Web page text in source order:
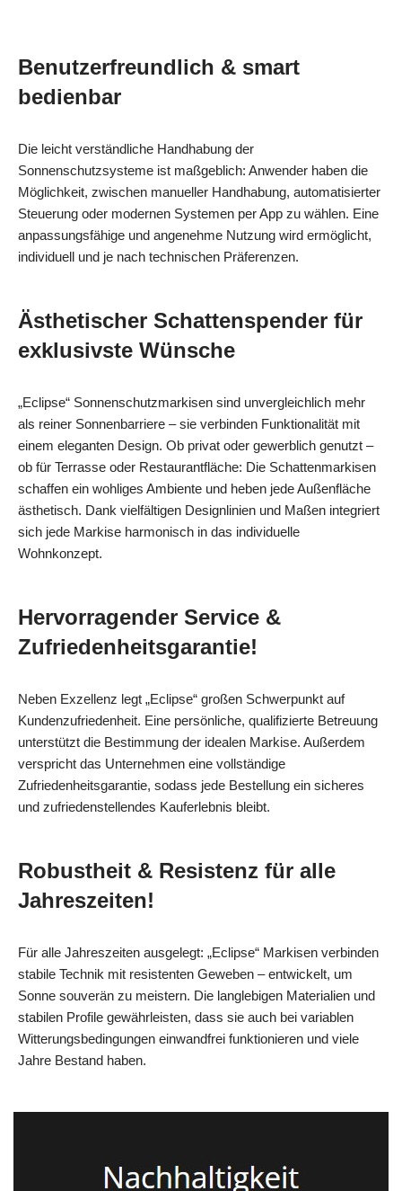
Benutzerfreundlich & smart
bedienbar
Die leicht verständliche Handhabung der
Sonnenschutzsysteme ist maßgeblich: Anwender haben die
Möglichkeit, zwischen manueller Handhabung, automatisierter
Steuerung oder modernen Systemen per App zu wählen. Eine
anpassungsfähige und angenehme Nutzung wird ermöglicht,
individuell und je nach technischen Präferenzen.
Ästhetischer Schattenspender für
exklusivste Wünsche
„Eclipse“ Sonnenschutzmarkisen sind unvergleichlich mehr
als reiner Sonnenbarriere – sie verbinden Funktionalität mit
einem eleganten Design. Ob privat oder gewerblich genutzt –
ob für Terrasse oder Restaurantfläche: Die Schattenmarkisen
schaffen ein wohliges Ambiente und heben jede Außenfläche
ästhetisch. Dank vielfältigen Designlinien und Maßen integriert
sich jede Markise harmonisch in das individuelle
Wohnkonzept.
Hervorragender Service &
Zufriedenheitsgarantie!
Neben Exzellenz legt „Eclipse“ großen Schwerpunkt auf
Kundenzufriedenheit. Eine persönliche, qualifizierte Betreuung
unterstützt die Bestimmung der idealen Markise. Außerdem
verspricht das Unternehmen eine vollständige
Zufriedenheitsgarantie, sodass jede Bestellung ein sicheres
und zufriedenstellendes Kauferlebnis bleibt.
Robustheit & Resistenz für alle
Jahreszeiten!
Für alle Jahreszeiten ausgelegt: „Eclipse“ Markisen verbinden
stabile Technik mit resistenten Geweben – entwickelt, um
Sonne souverän zu meistern. Die langlebigen Materialien und
stabilen Profile gewährleisten, dass sie auch bei variablen
Witterungsbedingungen einwandfrei funktionieren und viele
Jahre Bestand haben.